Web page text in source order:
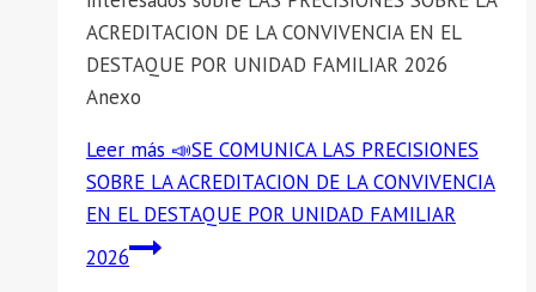
ACREDITACION DE LA CONVIVENCIA EN EL
DESTAQUE POR UNIDAD FAMILIAR 2026
Anexo
Leer más 📣SE COMUNICA LAS PRECISIONES
SOBRE LA ACREDITACION DE LA CONVIVENCIA
EN EL DESTAQUE POR UNIDAD FAMILIAR
2026